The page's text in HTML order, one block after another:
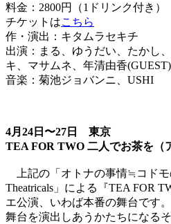
料金：2800円（1ドリンク付き）
チケットはこちら
作・演出：キタムラセキチ
出演：まる、ゆうだい、たかし
キ、マサムネ、年清由香
音楽：菊池ジョバンニ、USHI
4月24日〜27日 東京
TEA FOR TWO 二人でお茶を（
上記の「オトナの事情≒コドモ
Theatricals」による『TEA FOR
エ公演、いわば本番の舞台です
舞台を演出しあうかたちになるそ